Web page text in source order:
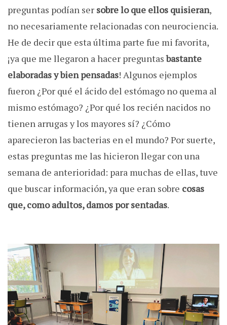
preguntas podían ser sobre lo que ellos quisieran,
no necesariamente relacionadas con neurociencia.
He de decir que esta última parte fue mi favorita,
¡ya que me llegaron a hacer preguntasbastante
elaboradas y bien pensadas! Algunos ejemplos
fueron ¿Por qué el ácido del estómago no quema al
mismo estómago? ¿Por qué los recién nacidos no
tienen arrugas y los mayores sí? ¿Cómo
aparecieron las bacterias en el mundo? Por suerte,
estas preguntas me las hicieron llegar con una
semana de anterioridad: para muchas de ellas, tuve
que buscar información, ya que eran sobre cosas
que, como adultos, damos por sentadas.